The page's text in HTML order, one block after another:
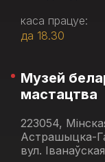
каса працуе:
да 18.30
Музей
мастацтва
223054,
Астрашыцка-
вул.